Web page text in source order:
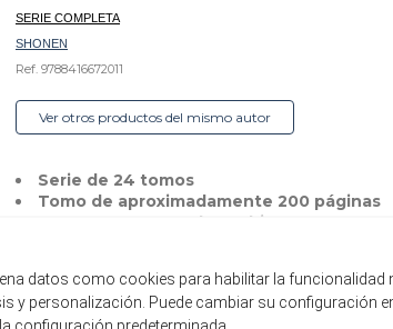
SERIE COMPLETA
SHONEN
Ref. 9788416672011
Ver otros productos del mismo autor
Serie de 24 tomos
Tomo de aproximadamente 200 páginas
Formato B6 con sobrecubierta
Disponible
datos como cookies para habilitar la funcionalidad
y personalización. Puede cambiar su configuración
configuración predeterminada.